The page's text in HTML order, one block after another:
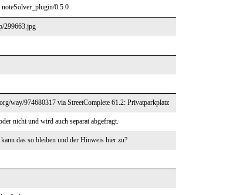
noteSolver_plugin/0.5.0
299663.jpg
way/974680317 via StreetComplete 61.2: Privatparkplatz
nicht und wird auch separat abgefragt.
das so bleiben und der Hinweis hier zu?